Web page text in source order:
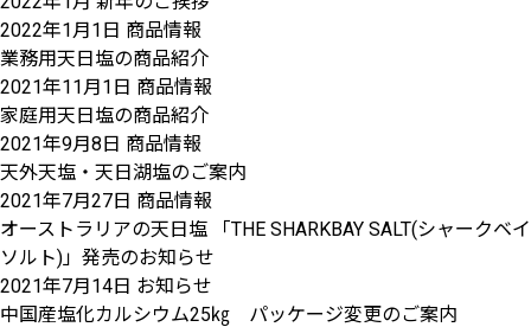
2022年1月1日 商品情報
業務用天日塩の商品紹介
2021年11月1日 商品情報
家庭用天日塩の商品紹介
2021年9月8日 商品情報
天外天塩・天日湖塩のご案内
2021年7月27日 商品情報
オーストラリアの天日塩 「THE SHARKBAY SALT(シャークベイ
ソルト)」発売のお知らせ
2021年7月14日 お知らせ
中国産塩化カルシウム25㎏ パッケージ変更のご案内